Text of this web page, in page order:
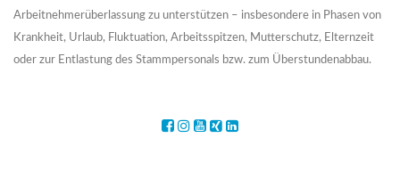
Arbeitnehmerüberlassung zu unterstützen – insbesondere in Phasen von
Krankheit, Urlaub, Fluktuation, Arbeitsspitzen, Mutterschutz, Elternzeit
oder zur Entlastung des Stammpersonals bzw. zum Überstundenabbau.